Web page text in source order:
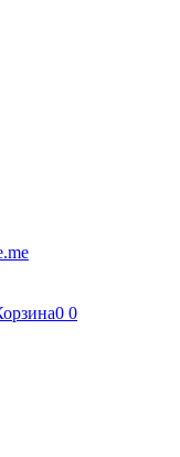
0 0